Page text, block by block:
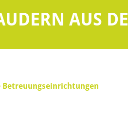
AUS
Betreuungseinrichtungen